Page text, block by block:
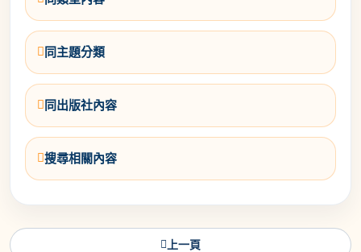
同主題分類
同出版社內容
搜尋相關內容
上一頁